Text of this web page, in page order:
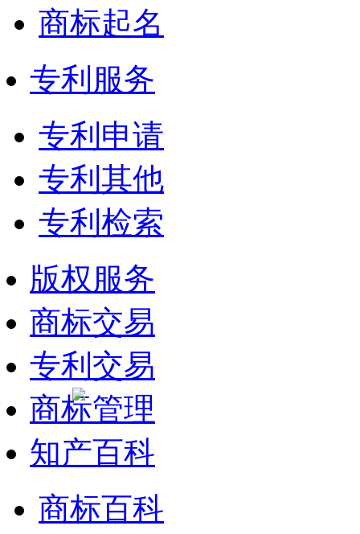
商标起名
专利服务
专利申请
专利其他
专利检索
版权服务
商标交易
专利交易
商标管理
知产百科
商标百科